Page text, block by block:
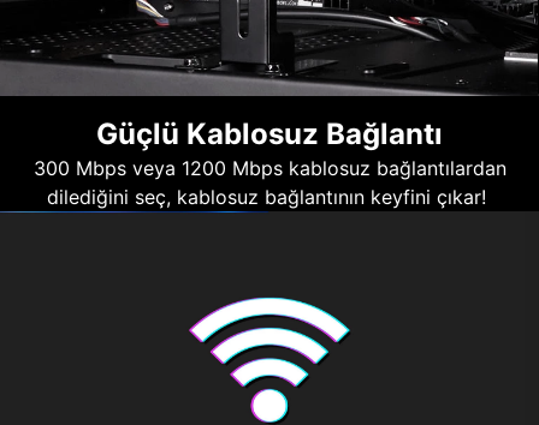
Güçlü Kablosuz Bağlantı
300 Mbps veya 1200 Mbps kablosuz bağlantılardan
dilediğini seç, kablosuz bağlantının keyfini çıkar!